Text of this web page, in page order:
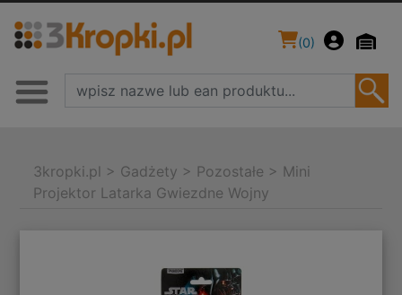
(0)
3kropki.pl > Gadżety > Pozostałe > Mini
Projektor Latarka Gwiezdne Wojny